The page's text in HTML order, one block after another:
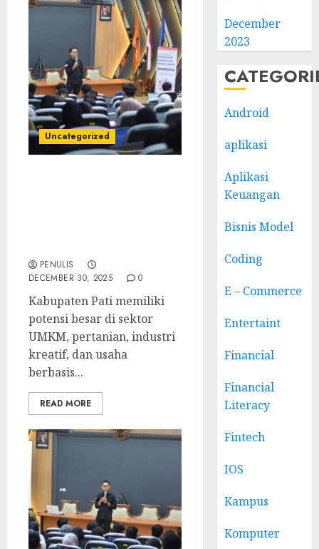
Uncategorized
PENULIS
DECEMBER 30, 2025
0
Kabupaten Pati memiliki
potensi besar di sektor
UMKM, pertanian, industri
kreatif, dan usaha
berbasis...
READ MORE
December
2023
Android
aplikasi
Aplikasi
Keuangan
Bisnis Model
Coding
E – Commerce
Entertaint
Financial
Financial
Literacy
Fintech
IOS
Kampus
Komputer